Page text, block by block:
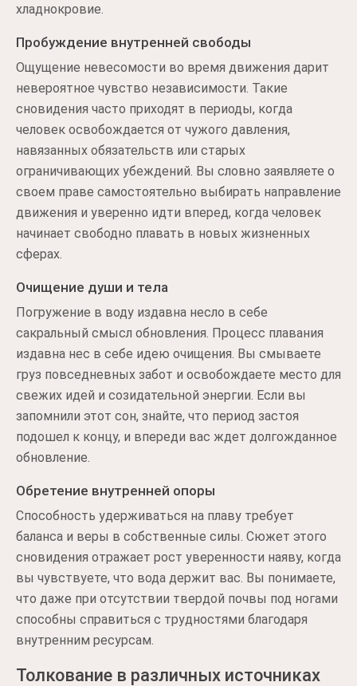
хладнокровие.
Пробуждение внутренней свободы
Ощущение невесомости во время движения дарит
невероятное чувство независимости. Такие
сновидения часто приходят в периоды, когда
человек освобождается от чужого давления,
навязанных обязательств или старых
ограничивающих убеждений. Вы словно заявляете о
своем праве самостоятельно выбирать направление
движения и уверенно идти вперед, когда человек
начинает свободно плавать в новых жизненных
сферах.
Очищение души и тела
Погружение в воду издавна несло в себе
сакральный смысл обновления. Процесс плавания
издавна нес в себе идею очищения. Вы смываете
груз повседневных забот и освобождаете место для
свежих идей и созидательной энергии. Если вы
запомнили этот сон, знайте, что период застоя
подошел к концу, и впереди вас ждет долгожданное
обновление.
Обретение внутренней опоры
Способность удерживаться на плаву требует
баланса и веры в собственные силы. Сюжет этого
сновидения отражает рост уверенности наяву, когда
вы чувствуете, что вода держит вас. Вы понимаете,
что даже при отсутствии твердой почвы под ногами
способны справиться с трудностями благодаря
внутренним ресурсам.
Толкование в различных источниках